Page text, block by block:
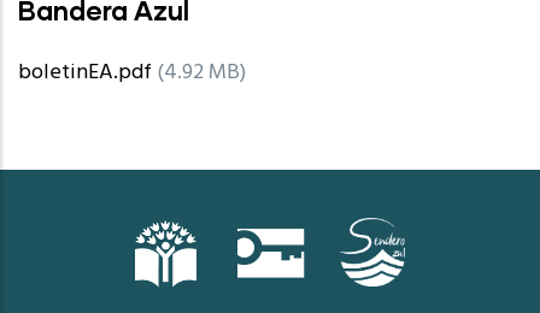
Bandera Azul
boletinEA.pdf (4.92 MB)